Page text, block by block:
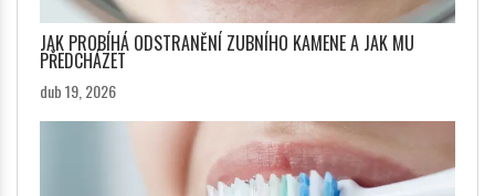
JAK PROBÍHÁ ODSTRANĚNÍ ZUBNÍHO KAMENE A JAK MU
PŘEDCHÁZET
dub 19, 2026